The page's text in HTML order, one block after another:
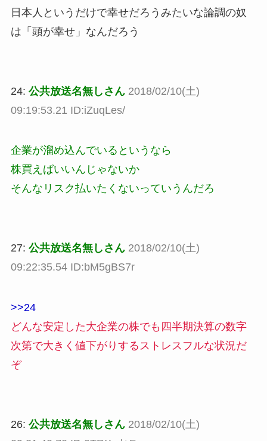
日本人というだけで幸せだろうみたいな論調の奴
は「頭が幸せ」なんだろう
24: 公共放送名無しさん 2018/02/10(土)
09:19:53.21 ID:iZuqLes/
企業が溜め込んでいるというなら
株買えばいいんじゃないか
そんなリスク払いたくないっていうんだろ
27: 公共放送名無しさん 2018/02/10(土)
09:22:35.54 ID:bM5gBS7r
>>24
どんな安定した大企業の株でも四半期決算の数字
次第で大きく値下がりするストレスフルな状況だ
ぞ
26: 公共放送名無しさん 2018/02/10(土)